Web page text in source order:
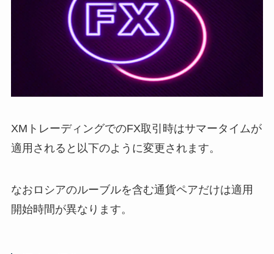
XMトレーディングでのFX取引時はサマータイムが
適用されると以下のように変更されます。
なおロシアのルーブルを含む通貨ペアだけは適用
開始時間が異なります。